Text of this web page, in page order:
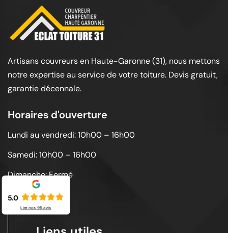
Artisans couvreurs en Haute-Garonne (31), nous mettons
notre expertise au service de votre toiture. Devis gratuit,
garantie décennale.
Horaires d'ouverture
Lundi au vendredi: 10h00 – 16h00
Samedi: 10h00 – 16h00
Dimanche: Fermé
5.0
Lire nos 95avis